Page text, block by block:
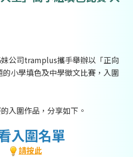
公司tramplus攜手舉辦以「正向
小學填色及中學徵文比賽，入圍
入圍作品，分享如下。
入圍名單
請按此